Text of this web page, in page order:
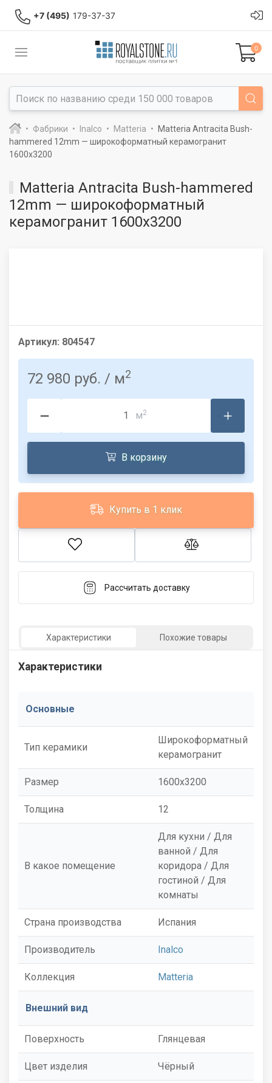
+7 (495) 179-37-37
0
Фабрики Inalco Matteria
Matteria Antracita Bush-
hammered 12mm — широкоформатный керамогранит
1600x3200
Matteria Antracita Bush-hammered
12mm — широкоформатный
керамогранит 1600x3200
Артикул: 804547
72 980 руб. / м2
м2
В корзину
Купить в 1 клик
Рассчитать доставку
Характеристики Похожие товары
Характеристики
Основные
Тип керамики
Широкоформатный
керамогранит
Размер 1600x3200
Толщина 12
В какое помещение
Для кухни / Для
ванной / Для
коридора / Для
гостиной / Для
комнаты
Страна производства Испания
Производитель Inalco
Коллекция Matteria
Внешний вид
Поверхность Глянцевая
Цвет изделия Чёрный